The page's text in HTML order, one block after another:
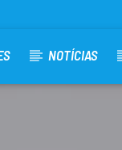
NOTÍCIAS